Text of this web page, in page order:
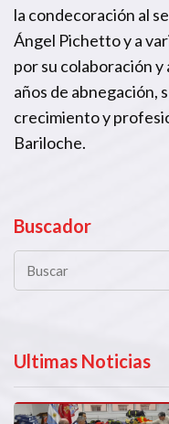
la condecoración al
Ángel Pichetto y a
por su colaboración
años de abnegación,
crecimiento y
Bariloche.
Buscador
Ultimas Noticias